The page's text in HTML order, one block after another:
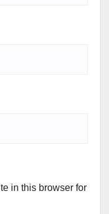
in this browser for